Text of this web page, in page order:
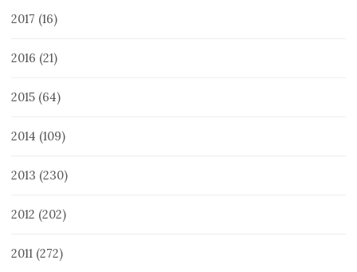
2017 (16)
2016 (21)
2015 (64)
2014 (109)
2013 (230)
2012 (202)
2011 (272)